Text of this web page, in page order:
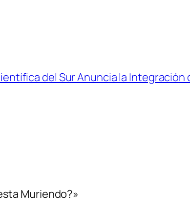
del Sur Anuncia la Integración
Muriendo?»